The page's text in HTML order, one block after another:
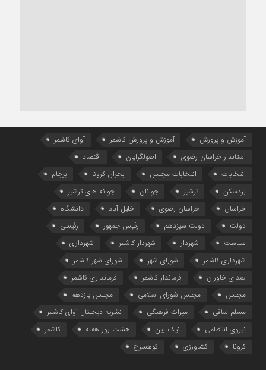
آموزش و پرورش آموزش و پرورش کاشمر
آوای کاشمر
استاندار خراسان رضوی
اصولگرایان
اقتصاد
انتخابات
انتخابات مجلس بحران کرونا
برجام
بردسکن
ترشیز جوانان
جوانه های ترشیز
خراسان
خراسان رضوی خلیل آباد
دانشگاه
دولت
دولت سیزدهم رئیس جمهور
رئیسی
سیاست
شهردار شهردار کاشمر
شهرداری
شهرداری کاشمر
شورای شهر
شورای شهر کاشمر
صدای خاوران
فرماندار کاشمر
فرمانداری کاشمر
مجلس
مجلس شورای اسلامی
مجلس یازدهم
مسلم ساقی
میراث فرهنگی
نشریه دیجیتال آوای کاشمر
نیروی انتظامی
نیک بین هشت روز هفته
کاشمر
کرونا
کشاورزی کوهسرخ